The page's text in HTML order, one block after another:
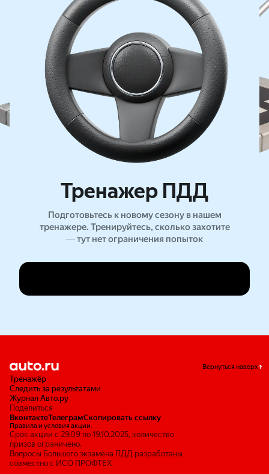
Тренажер ПДД
Подготовьтесь к новому сезону в нашем
тренажере. Тренируйтесь, сколько захотите
— тут нет ограничения попыток
Вернуться наверх
Тренажёр
Следить за результатами
Журнал Авто.ру
Поделиться
ВконтактеТелеграмСкопировать ссылку
Правила и условия акции.
Срок акции с 29.09 по 19.10.2025, количество
призов ограничено.
Вопросы Большого экзамена ПДД разработаны
совместно с ИСО ПРОФТЕХ